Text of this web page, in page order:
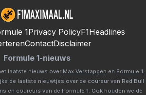
1Privacy PolicyF1Headlines
ContactDisclaimer
Formule 1-nieuws
laatste nieuws over Max Verstappen en Formule 1.
de laatste nieuwtjes over de coureur van Red Bull
en coureurs van de Formule 1. Ook houden we de